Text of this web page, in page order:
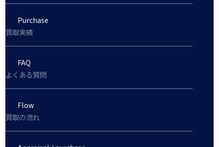
Purchase
買取実績
FAQ
よくある質問
Flow
買取の流れ